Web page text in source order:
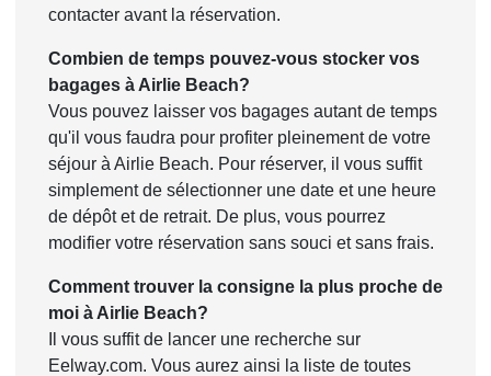
contacter avant la réservation.
Combien de temps pouvez-vous stocker vos
bagages à Airlie Beach?
Vous pouvez laisser vos bagages autant de temps
qu'il vous faudra pour profiter pleinement de votre
séjour à Airlie Beach. Pour réserver, il vous suffit
simplement de sélectionner une date et une heure
de dépôt et de retrait. De plus, vous pourrez
modifier votre réservation sans souci et sans frais.
Comment trouver la consigne la plus proche de
moi à Airlie Beach?
Il vous suffit de lancer une recherche sur
Eelway.com. Vous aurez ainsi la liste de toutes